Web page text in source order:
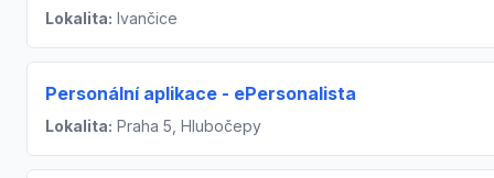
Lokalita: Ivančice
Personální aplikace - ePersonalista
Lokalita: Praha 5, Hlubočepy